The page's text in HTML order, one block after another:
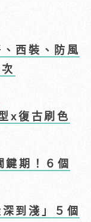
西裝、防風
x復古刷色
期！６個
到淺」５個